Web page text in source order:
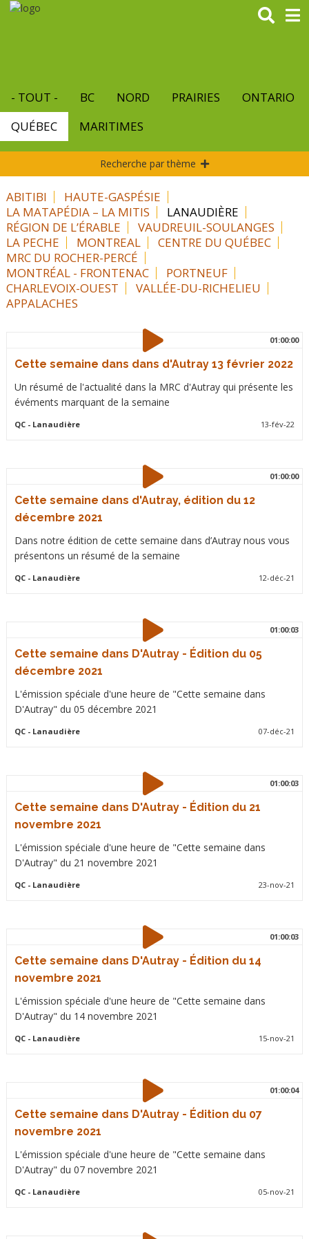
Aller
- TOUT - BC NORD PRAIRIES
ONTARIO
QUÉBEC
MARITIMES
Recherche par thème
ABITIBI
HAUTE-GASPÉSIE
LA MATAPÉDIA – LA MITIS
LANAUDIÈRE
RÉGION DE L’ÉRABLE
VAUDREUIL-SOULANGES
LA PECHE
MONTREAL
CENTRE DU QUÉBEC
MRC DU ROCHER-PERCÉ
MONTRÉAL - FRONTENAC
PORTNEUF
CHARLEVOIX-OUEST
VALLÉE-DU-RICHELIEU
APPALACHES
01:00:00
Cette semaine dans dans d'Autray 13 février 2022
Un résumé de l'actualité dans la MRC d'Autray qui présente les
évéments marquant de la semaine
QC- Lanaudière 13-fév-22
01:00:00
Cette semaine dans d'Autray, édition du 12
décembre 2021
Dans notre édition de cette semaine dans d’Autray nous vous
présentons un résumé de la semaine
QC- Lanaudière 12-déc-21
01:00:03
Cette semaine dans D'Autray - Édition du 05
décembre 2021
L'émission spéciale d'une heure de "Cette semaine dans
D'Autray" du 05 décembre 2021
QC- Lanaudière 07-déc-21
01:00:03
Cette semaine dans D'Autray - Édition du 21
novembre 2021
L'émission spéciale d'une heure de "Cette semaine dans
D'Autray" du 21 novembre 2021
QC- Lanaudière 23-nov-21
01:00:03
Cette semaine dans D'Autray - Édition du 14
novembre 2021
L'émission spéciale d'une heure de "Cette semaine dans
D'Autray" du 14 novembre 2021
QC- Lanaudière 15-nov-21
01:00:04
Cette semaine dans D'Autray - Édition du 07
novembre 2021
L'émission spéciale d'une heure de "Cette semaine dans
D'Autray" du 07 novembre 2021
QC- Lanaudière 05-nov-21